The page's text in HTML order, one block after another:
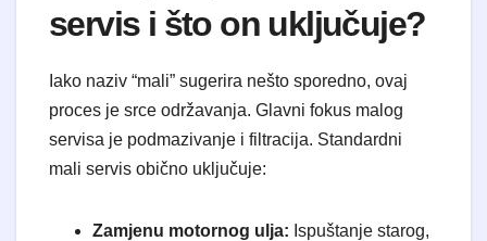
servis i što on uključuje?
Iako naziv “mali” sugerira nešto sporedno, ovaj
proces je srce održavanja. Glavni fokus malog
servisa je podmazivanje i filtracija. Standardni
mali servis obično uključuje:
Zamjenu motornog ulja: Ispuštanje starog,